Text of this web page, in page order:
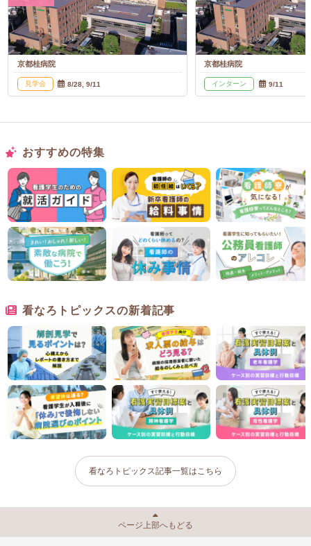
京都桂病院
見学会 8/28, 9/11
京都桂病院
インターン 9/11
おすすめの特集
看なろトピックスの新着記事
看なろトピックス記事一覧はこちら
ページ上部へもどる